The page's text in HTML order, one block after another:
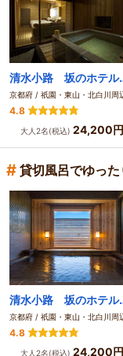
清水小
京都府 / 祇園・東山・北白川周
4.8
大人2名(税込) 24,200
# 貸切風呂でゆっ
清水小
京都府 / 祇園・東山・北白川周
4.8
大人2名(税込) 24,200